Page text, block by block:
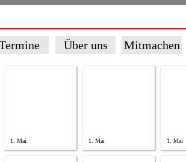
Über uns Mitmachen
1. Mai 1. Mai 1. Mai